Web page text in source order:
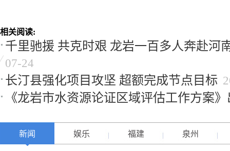
相关阅读:
千里驰援 共克时艰 龙岩一百多人奔赴河
07-24
长汀县强化项目攻坚 超额完成节点目标
《龙岩市水资源论证区域评估工作方案
新闻 娱乐 福建 泉州